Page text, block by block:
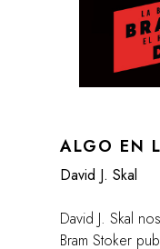
ALGO EN
David J. Skal
David J. Skal
Bram Stoker